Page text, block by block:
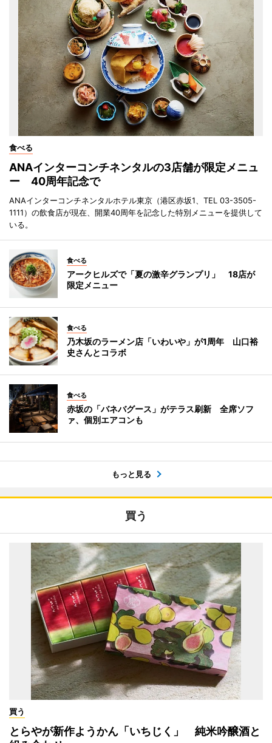
食べる
ANAインターコンチネンタルの3店舗が限定メニュ
ー 40周年記念で
ANAインターコンチネンタルホテル東京（港区赤坂1、TEL 03-3505-
1111）の飲食店が現在、開業40周年を記念した特別メニューを提供して
いる。
食べる
アークヒルズで「夏の激辛グランプリ」 18店が
限定メニュー
食べる
乃木坂のラーメン店「いわいや」が1周年 山口裕
史さんとコラボ
食べる
赤坂の「バネバグース」がテラス刷新 全席ソフ
ァ、個別エアコンも
もっと見る
買う
買う
とらやが新作ようかん「いちじく」 純米吟醸酒と